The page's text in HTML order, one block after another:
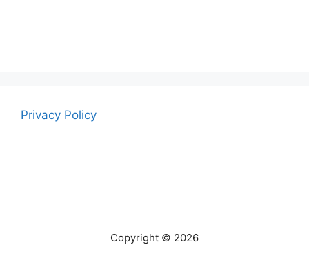
Privacy Policy
Copyright © 2026